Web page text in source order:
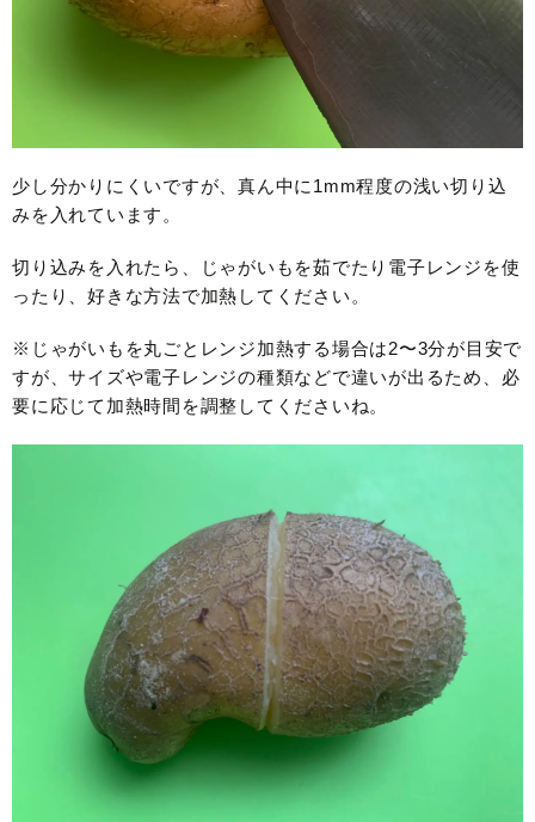
少し分かりにくいですが、真ん中に1mm程度の浅い切り込
みを入れています。
切り込みを入れたら、じゃがいもを茹でたり電子レンジを使
ったり、好きな方法で加熱してください。
※じゃがいもを丸ごとレンジ加熱する場合は2〜3分が目安で
すが、サイズや電子レンジの種類などで違いが出るため、必
要に応じて加熱時間を調整してくださいね。